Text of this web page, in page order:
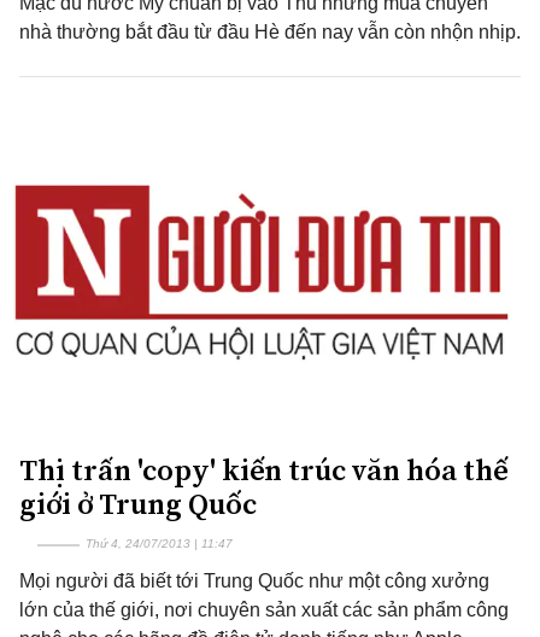
nhà thường bắt đầu từ đầu Hè đến nay vẫn còn nhộn nhịp.
Thị trấn 'copy' kiến trúc văn hóa thế
giới ở Trung Quốc
Thứ 4, 24/07/2013 | 11:47
Mọi người đã biết tới Trung Quốc như một công xưởng
lớn của thế giới, nơi chuyên sản xuất các sản phẩm công